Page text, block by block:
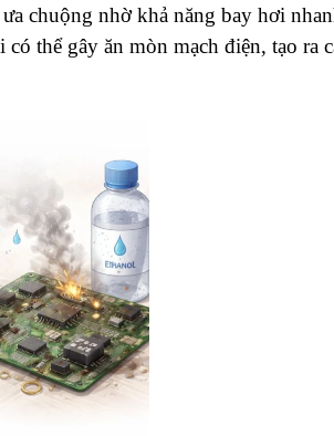
chuộng nhờ khả năng bay hơi
thể gây ăn mòn mạch điện, tạo ra